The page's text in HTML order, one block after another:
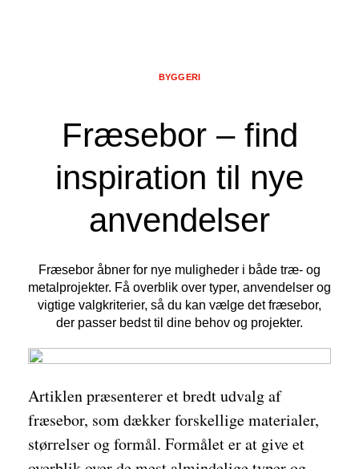
Fræsebor – find
inspiration til nye
anvendelser
BYGGERI
Fræsebor åbner for nye muligheder i både træ- og
metalprojekter. Få overblik over typer, anvendelser og
vigtige valgkriterier, så du kan vælge det fræsebor,
der passer bedst til dine behov og projekter.
Artiklen præsenterer et bredt udvalg af
fræsebor, som dækker forskellige materialer,
størrelser og formål. Formålet er at give et